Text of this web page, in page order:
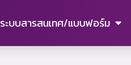
ระบบสารสนเทศ/แบบฟอร์ม